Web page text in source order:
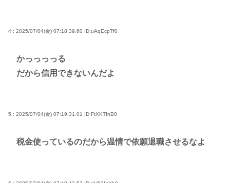
4 : 2025/07/04(金) 07:18:39.60 ID:uAqEcpTf0
かっっっっる
だから信用できないんだよ
5 : 2025/07/04(金) 07:19:31.01 ID:FtXKTfnB0
税金使っているのだから温情で依願退職させるなよ